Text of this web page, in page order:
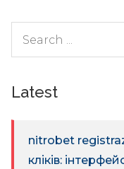
Latest
nitrobet
кліків: